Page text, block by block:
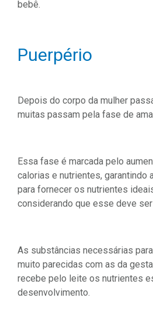
bebê.
Puerpério
Depois do corpo da mulher
muitas passam pela fase de
Essa fase é marcada pelo
calorias e nutrientes, garantindo
para fornecer os nutrientes
considerando que esse deve
As substâncias necessárias
muito parecidas com as da
recebe pelo leite os nutrientes
desenvolvimento.